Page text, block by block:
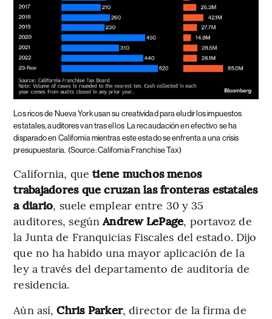
Los ricos de Nueva York usan su creatividad para eludir los impuestos
estatales, auditores van tras ellos La recaudación en efectivo se ha
disparado en California mientras este estado se enfrenta a una crisis
presupuestaria. (Source: California Franchise Tax)
California, que tiene muchos menos
trabajadores que cruzan las fronteras estatales
a diario, suele emplear entre 30 y 35
auditores, según Andrew LePage, portavoz de
la Junta de Franquicias Fiscales del estado. Dijo
que no ha habido una mayor aplicación de la
ley a través del departamento de auditoría de
residencia.
Aún así,Chris Parker, director de la firma de